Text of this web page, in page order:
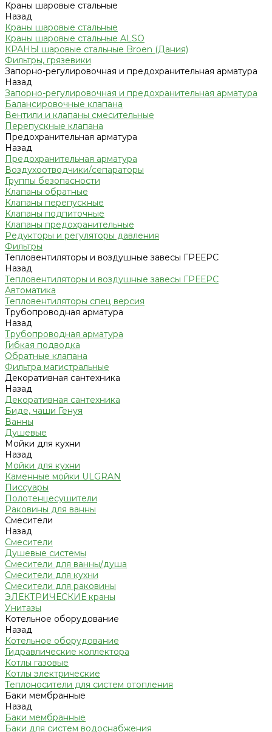
Краны шаровые стальные
Назад
Краны шаровые стальные
Краны шаровые стальные ALSO
КРАНЫ шаровые стальные Broen (Дания)
Фильтры, грязевики
Запорно-регулировочная и предохранительная арматура
Назад
Запорно-регулировочная и предохранительная арматура
Балансировочные клапана
Вентили и клапаны смесительные
Перепускные клапана
Предохранительная арматура
Назад
Предохранительная арматура
Воздухоотводчики/сепараторы
Группы безопасности
Клапаны обратные
Клапаны перепускные
Клапаны подпиточные
Клапаны предохранительные
Редукторы и регуляторы давления
Фильтры
Тепловентиляторы и воздушные завесы ГРЕЕРС
Назад
Тепловентиляторы и воздушные завесы ГРЕЕРС
Автоматика
Тепловентиляторы спец версия
Трубопроводная арматура
Назад
Трубопроводная арматура
Гибкая подводка
Обратные клапана
Фильтра магистральные
Декоративная сантехника
Назад
Декоративная сантехника
Биде, чаши Генуя
Ванны
Душевые
Мойки для кухни
Назад
Мойки для кухни
Каменные мойки ULGRAN
Писсуары
Полотенцесушители
Раковины для ванны
Смесители
Назад
Смесители
Душевые системы
Смесители для ванны/душа
Смесители для кухни
Смесители для раковины
ЭЛЕКТРИЧЕСКИЕ краны
Унитазы
Котельное оборудование
Назад
Котельное оборудование
Гидравлические коллектора
Котлы газовые
Котлы электрические
Теплоносители для систем отопления
Баки мембранные
Назад
Баки мембранные
Баки для систем водоснабжения